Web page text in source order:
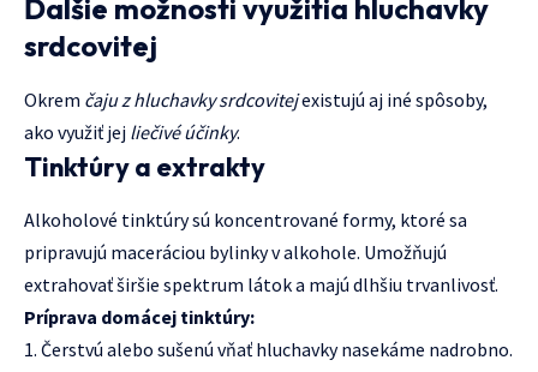
Ďalšie možnosti využitia hluchavky
srdcovitej
Okrem čaju z hluchavky srdcovitejexistujú aj iné spôsoby,
ako využiť jej liečivé účinky.
Tinktúry a extrakty
Alkoholové tinktúry sú koncentrované formy, ktoré sa
pripravujú maceráciou bylinky v alkohole. Umožňujú
extrahovať širšie spektrum látok a majú dlhšiu trvanlivosť.
Príprava domácej tinktúry:
Čerstvú alebo sušenú vňať hluchavky nasekáme nadrobno.